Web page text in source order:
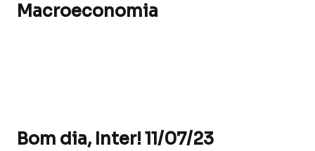
Macroeconomia
Bom dia, Inter! 11/07/23